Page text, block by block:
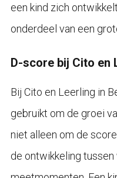
een kind zich
onderdeel van een
D-score bij Cito en
Bij Cito en Leerling in
gebruikt om de groei
niet alleen om de
de ontwikkeling